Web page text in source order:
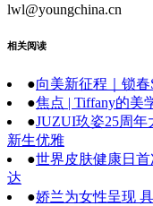
lwl@youngchina.cn
相关阅读
●向美新征程｜锁
●焦点 | Tiffany的美
●JUZUI玖姿25周
新生优雅
●世界皮肤健康日
达
●娇兰为女性呈现